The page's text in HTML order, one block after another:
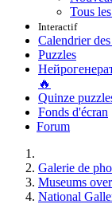
Tous
Interactif
Calendrier
Puzzles
🔥
Quinze
Fonds d'écran
Forum
Galerie de
Museums
National